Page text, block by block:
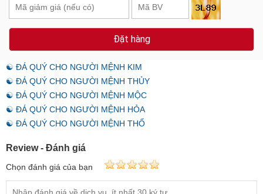
Đặt hàng
☯ ĐÁ QUÝ CHO NGƯỜI MỆNH KIM
☯ ĐÁ QUÝ CHO NGƯỜI MỆNH THỦY
☯ ĐÁ QUÝ CHO NGƯỜI MỆNH MỘC
☯ ĐÁ QUÝ CHO NGƯỜI MỆNH HỎA
☯ ĐÁ QUÝ CHO NGƯỜI MỆNH THỔ
Review - Đánh giá
Chọn đánh giá của bạn